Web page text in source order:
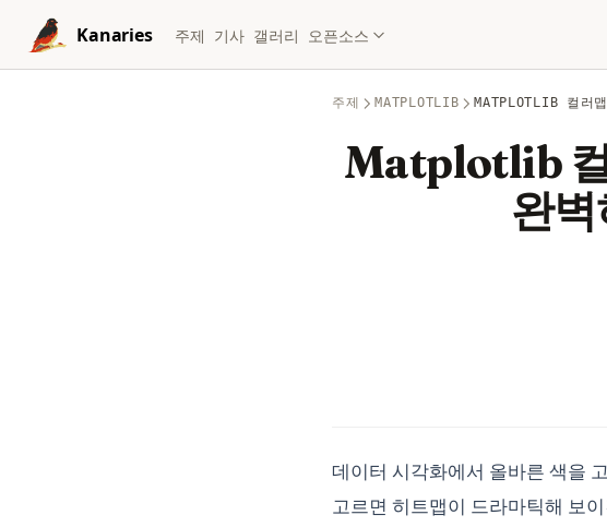
Skip to content
Kanaries
주제 기사 갤러리 오픈소스
주제 MATPLOTLIB MATPLOTLIB 컬러
Matplotlib 컬
완
데이터 시각화에서 올바른 색을
고르면 히트맵이 드라마틱해 보